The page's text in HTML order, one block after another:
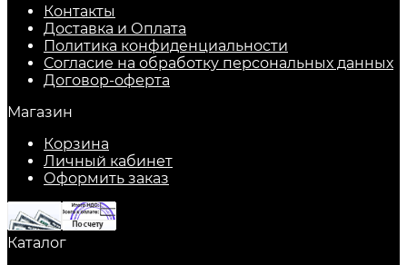
Контакты
Доставка и Оплата
Политика конфиденциальности
Согласие на обработку персональных данных
Договор-оферта
Магазин
Корзина
Личный кабинет
Оформить заказ
Каталог